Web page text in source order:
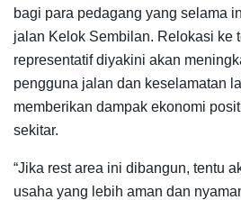
bagi para pedagang yang selama
jalan Kelok Sembilan. Relokasi ke
representatif diyakini akan
pengguna jalan dan keselamatan
memberikan dampak ekonomi
sekitar.
“Jika rest area ini dibangun, tentu
usaha yang lebih aman dan